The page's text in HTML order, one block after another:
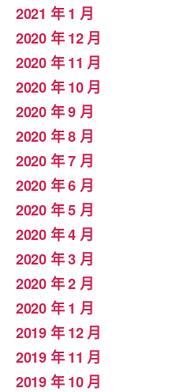
2021 年 1 月
2020 年 12 月
2020 年 11 月
2020 年 10 月
2020 年 9 月
2020 年 8 月
2020 年 7 月
2020 年 6 月
2020 年 5 月
2020 年 4 月
2020 年 3 月
2020 年 2 月
2020 年 1 月
2019 年 12 月
2019 年 11 月
2019 年 10 月